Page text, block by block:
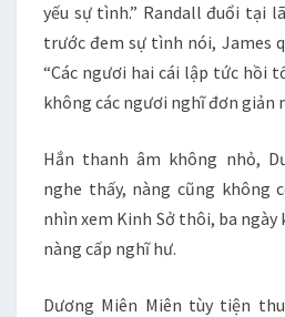
yếu sự tình.” Randall đuổi tại
trước đem sự tình nói, James
“Các ngươi hai cái lập tức hồi
không các ngươi nghĩ đơn giản
Hắn thanh âm không nhỏ,
nghe thấy, nàng cũng không
nhìn xem Kinh Sở thôi, ba
nàng cấp nghĩ hư.
Dương Miên Miên tùy tiện